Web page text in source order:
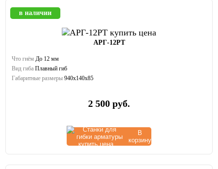
в наличии
АРГ-12РТ
Что гнём До 12 мм
Вид гиба Плавный гиб
Габаритные размеры 940х140х85
2 500 руб.
В
корзину